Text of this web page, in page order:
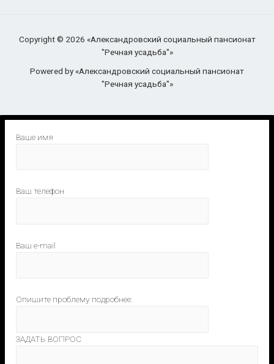
Copyright © 2026 «Александровский социальный пансионат
"Речная усадьба"»
Powered by «Александровский социальный пансионат
"Речная усадьба"»
Ваше имя
Ваш телефон
Ваш e-mail
Опишите проблему подробнее:
ЗАДАТЬ ВОПРОС